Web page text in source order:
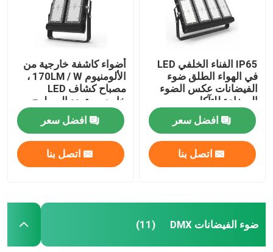
IP65 الفناء الخلفي LED
في الهواء الطلق ضوء
الفيضانات عكس الضوء
المضادة للتآكل
افضل سعر
اتصل بنا
أضواء كاشفة خارجية من
الألومنيوم 170LM / W ،
مصباح كشاف LED
خارجي متعدد السطوح
افضل سعر
اتصل بنا
ضوء الفيضانات DMX (11)